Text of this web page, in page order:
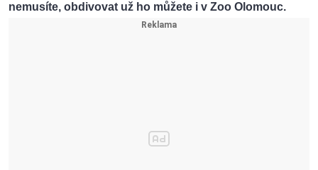
nemusíte, obdivovat už ho můžete i v Zoo Olomouc.